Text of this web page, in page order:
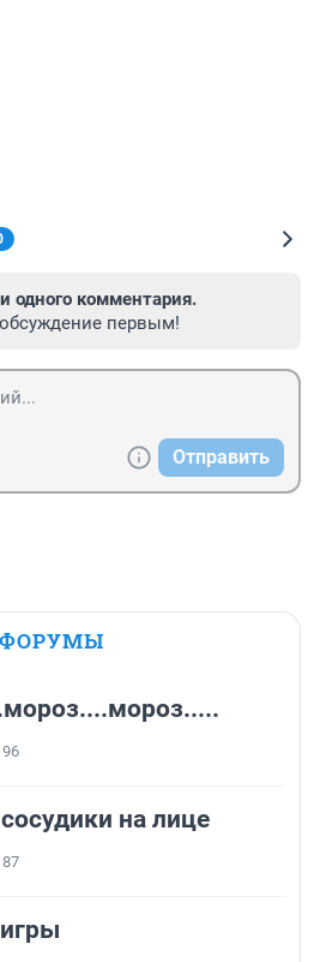
одного комментария.
первым!
Отправить
ФОРУМЫ
96
на лице
87